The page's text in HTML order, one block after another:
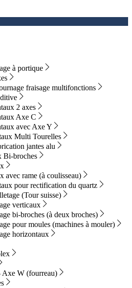
à portique
fraisage multifonctions
2 axes
Axe C
avec Axe Y
Multi Tourelles
jantes alu
Bi-broches
avec rame (à coulisseau)
pour rectification du quartz
(Tour suisse)
verticaux
bi-broches (à deux broches)
pour moules (machines à mouler)
horizontaux
Axe W (fourreau)